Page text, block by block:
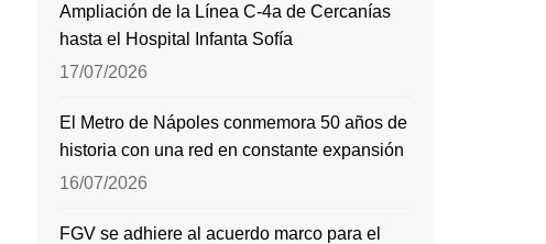
Ampliación de la Línea C-4a de Cercanías
hasta el Hospital Infanta Sofía
17/07/2026
El Metro de Nápoles conmemora 50 años de
historia con una red en constante expansión
16/07/2026
FGV se adhiere al acuerdo marco para el